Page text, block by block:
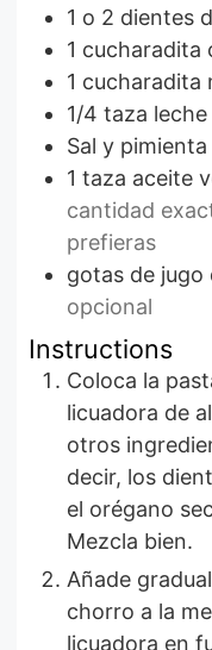
1 o 2 dientes
1 cucharadita
1 cucharadita
1/4 taza
Sal y
1 taza aceite
cantidad
prefieras
gotas de jugo
opcional
Instructions
Coloca la
licuadora de
otros
decir, los
el orégano
Mezcla bien.
Añade
chorro a la
licuadora en